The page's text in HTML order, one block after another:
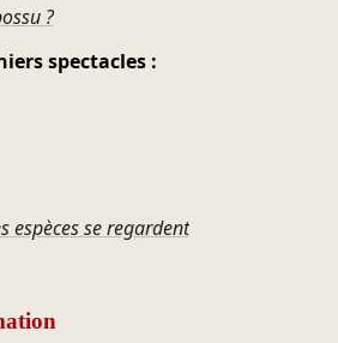
?
spectacles :
espèces se regardent